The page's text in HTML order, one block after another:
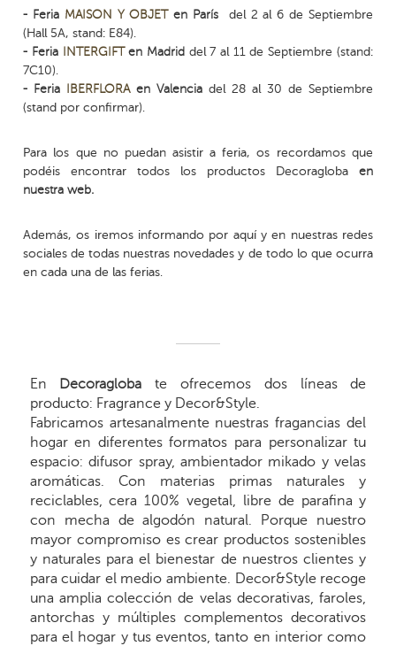
- Feria MAISON Y OBJETen París del 2 al 6 de Septiembre
(Hall 5A, stand: E84).
- Feria INTERGIFTen Madriddel 7 al 11 de Septiembre (stand:
7C10).
- Feria IBERFLORAen Valenciadel 28 al 30 de Septiembre
(stand por confirmar).
Para los que no puedan asistir a feria, os recordamos que
podéis encontrar todos los productos Decoragloba en
nuestra web.
Además, os iremos informando por aquí y en nuestras redes
sociales de todas nuestras novedades y de todo lo que ocurra
en cada una de las ferias.
En Decoragloba te ofrecemos dos líneas de
producto: Fragrance y Decor&Style.
Fabricamos artesanalmente nuestras fragancias del
hogar en diferentes formatos para personalizar tu
espacio: difusor spray, ambientador mikado y velas
aromáticas. Con materias primas naturales y
reciclables, cera 100% vegetal, libre de parafina y
con mecha de algodón natural. Porque nuestro
mayor compromiso es crear productos sostenibles
y naturales para el bienestar de nuestros clientes y
para cuidar el medio ambiente. Decor&Style recoge
una amplia colección de velas decorativas, faroles,
antorchas y múltiples complementos decorativos
para el hogar y tus eventos, tanto en interior como